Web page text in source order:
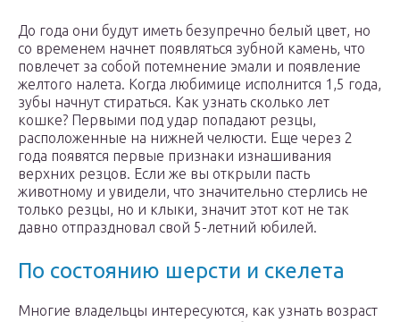
До года они будут иметь безупречно белый цвет, но
со временем начнет появляться зубной камень, что
повлечет за собой потемнение эмали и появление
желтого налета. Когда любимице исполнится 1,5 года,
зубы начнут стираться. Как узнать сколько лет
кошке? Первыми под удар попадают резцы,
расположенные на нижней челюсти. Еще через 2
года появятся первые признаки изнашивания
верхних резцов. Если же вы открыли пасть
животному и увидели, что значительно стерлись не
только резцы, но и клыки, значит этот кот не так
давно отпраздновал свой 5-летний юбилей.
По состоянию шерсти и скелета
Многие владельцы интересуются, как узнать возраст